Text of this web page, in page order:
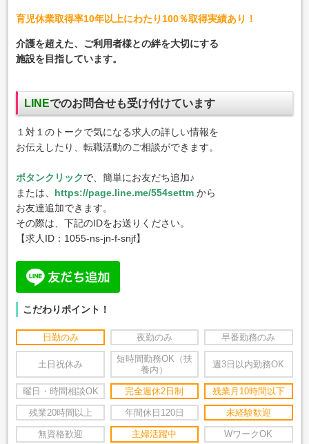
育児休業取得率10年以上にわたり100％取得実績あり！
介護を超えた、ご利用者様との絆を大切にする
施設を目指しています。
LINEでのお問合せも受け付けています
１対１のトークで気になる求人の詳しい情報を
お伝えしたり、転職活動のご相談ができます。
ボタンクリックで 、簡単にお友だち追加♪
または、 https://page.line.me/554settm から
お友達追加できます。
その際は、下記のIDをお送りください。
【求人ID：1055-ns-jn-f-snjf】
こだわりポイント！
日勤のみ 夜勤のみ 早番勤務のみ
土日祝休み
短時間勤務OK（扶
養内）
週3日以内勤務OK
曜日・時間相談OK 完全週休2日制 残業月10時間以下
残業20時間以上 年間休日120日 未経験歓迎
無資格歓迎 主婦活躍中 WワークOK